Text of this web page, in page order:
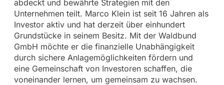
abdeckt und bewährte Strategien mit den
Unternehmen teilt. Marco Klein ist seit 16 Jahren als
Investor aktiv und hat derzeit über einhundert
Grundstücke in seinem Besitz. Mit der Waldbund
GmbH möchte er die finanzielle Unabhängigkeit
durch sichere Anlagemöglichkeiten fördern und
eine Gemeinschaft von Investoren schaffen, die
voneinander lernen, um gemeinsam zu wachsen.